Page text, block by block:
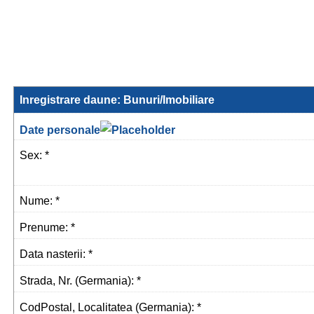
Inregistrare daune: Bunuri/Imobiliare
Date personale
Sex: *
Nume: *
Prenume: *
Data nasterii: *
Strada, Nr. (Germania): *
CodPostal, Localitatea (Germania): *